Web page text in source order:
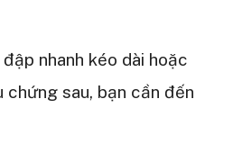
nhanh kéo dài hoặc
sau, bạn cần đến